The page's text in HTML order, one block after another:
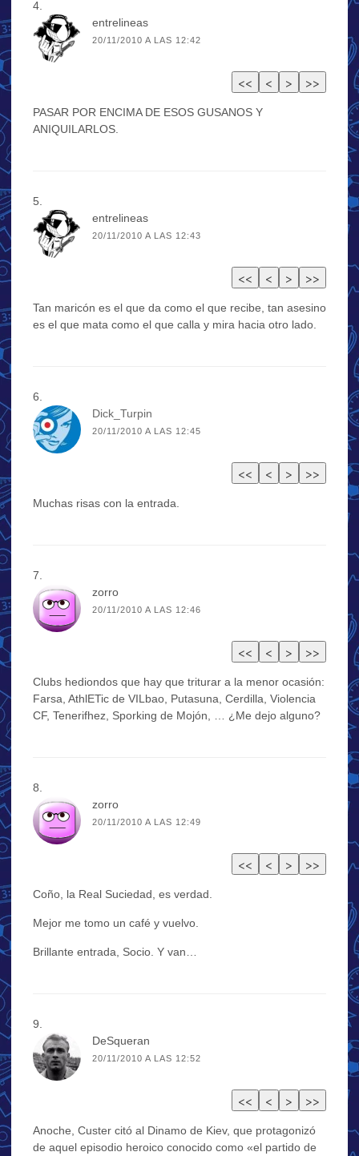
entrelineas
20/11/2010 A LAS 12:42
PASAR POR ENCIMA DE ESOS GUSANOS Y
ANIQUILARLOS.
entrelineas
20/11/2010 A LAS 12:43
Tan maricón es el que da como el que recibe, tan asesino
es el que mata como el que calla y mira hacia otro lado.
Dick_Turpin
20/11/2010 A LAS 12:45
Muchas risas con la entrada.
zorro
20/11/2010 A LAS 12:46
Clubs hediondos que hay que triturar a la menor ocasión:
Farsa, AthlETic de VILbao, Putasuna, Cerdilla, Violencia
CF, Tenerifhez, Sporking de Mojón, … ¿Me dejo alguno?
zorro
20/11/2010 A LAS 12:49
Coño, la Real Suciedad, es verdad.
Mejor me tomo un café y vuelvo.
Brillante entrada, Socio. Y van…
DeSqueran
20/11/2010 A LAS 12:52
Anoche, Custer citó al Dinamo de Kiev, que protagonizó
de aquel episodio heroico conocido como «el partido de